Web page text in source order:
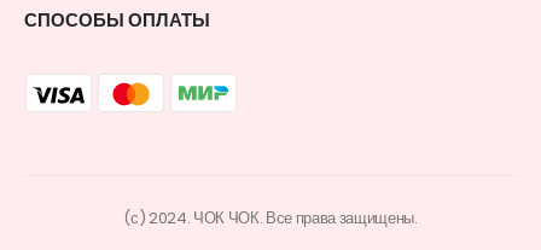
СПОСОБЫ ОПЛАТЫ
(с) 2024. ЧОК ЧОК. Все права защищены.